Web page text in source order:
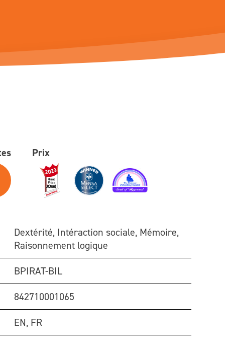
Prix
Dextérité, Intéraction sociale, Mémoire,
Raisonnement logique
BPIRAT-BIL
842710001065
EN, FR